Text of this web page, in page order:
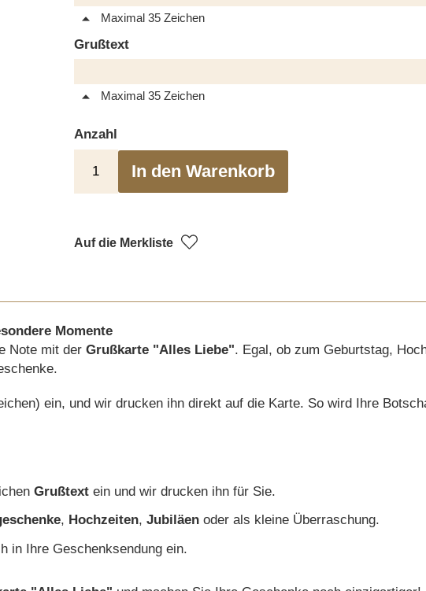
Maximal 35 Zeichen
Grußtext
Maximal 35 Zeichen
Anzahl
In den Warenkorb
Auf die Merkliste
Momente
Note mit der Grußkarte "Alles Liebe". Egal, ob zum Geburtstag,
ein, und wir drucken ihn direkt auf die Karte. So wird Ihre
Grußtext ein und wir drucken ihn für Sie.
, Hochzeiten, Jubiläen oder als kleine Überraschung.
in Ihre Geschenksendung ein.